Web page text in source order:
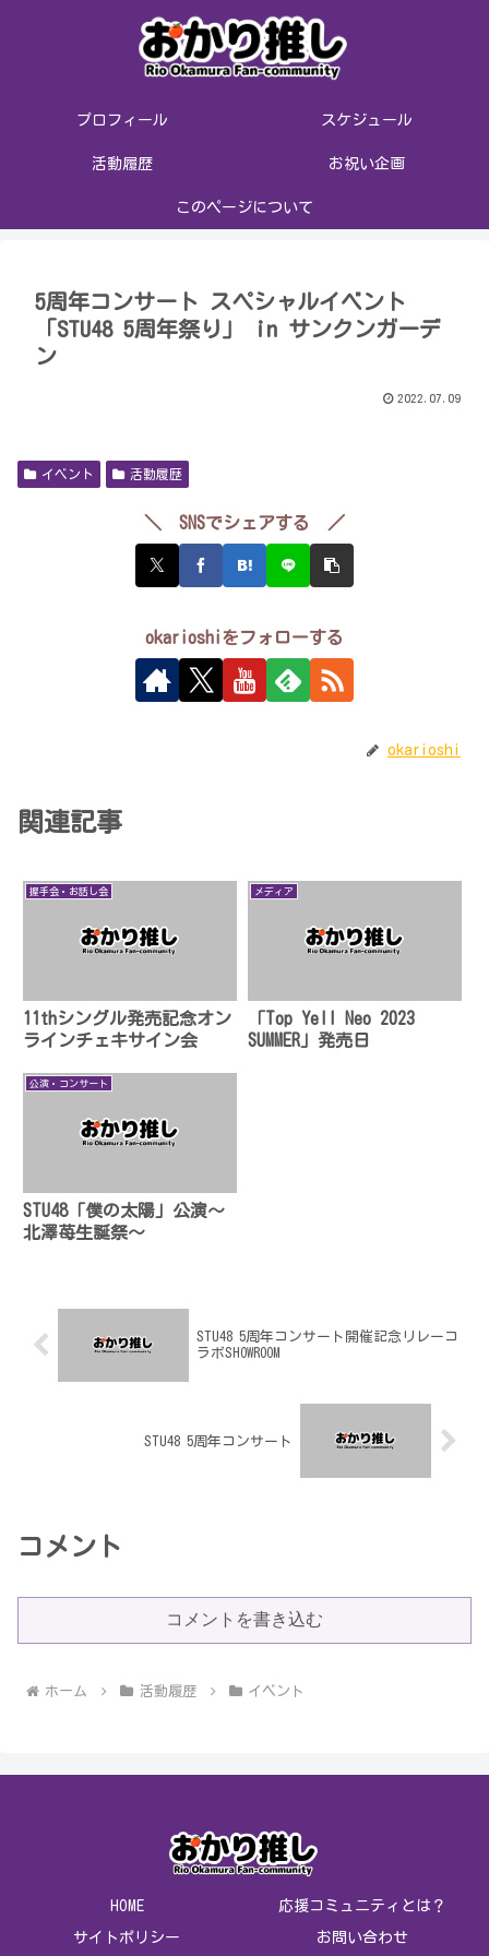
プロフィール スケジュール
活動履歴 お祝い企画
このページについて
5周年コンサート スペシャルイベント
「STU48 5周年祭り」 in サンクンガーデ
ン
2022.07.09
イベント 活動履歴
＼ SNSでシェアする ／
okarioshiをフォローする
okarioshi
関連記事
握手会・お話し会
11thシングル発売記念オン
ラインチェキサイン会
メディア
「Top Yell Neo 2023
SUMMER」発売日
公演・コンサート
STU48「僕の太陽」公演〜
北澤苺生誕祭〜
STU48 5周年コンサート開催記念リレーコ
ラボSHOWROOM
STU48 5周年コンサート
コメント
コメントを書き込む
ホーム 活動履歴 イベント
HOME 応援コミュニティとは？
サイトポリシー お問い合わせ